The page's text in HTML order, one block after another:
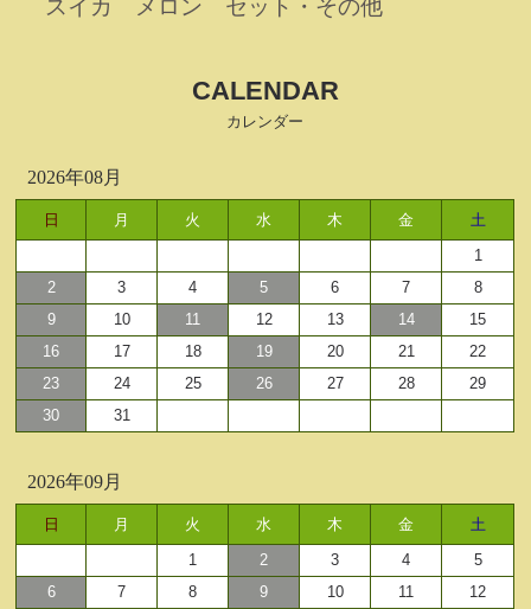
スイカ
メロン セット・その他
CALENDAR
カレンダー
2026年08月
日 月 火 水 木 金
土
1
2
3 4 5 6 7
8
9
10 11 12 13 14
15
16
17 18 19 20 21
22
23
24 25 26 27 28
29
30
31
2026年09月
日 月 火 水 木 金
土
1
2 3 4
5
6
7 8 9 10 11
12